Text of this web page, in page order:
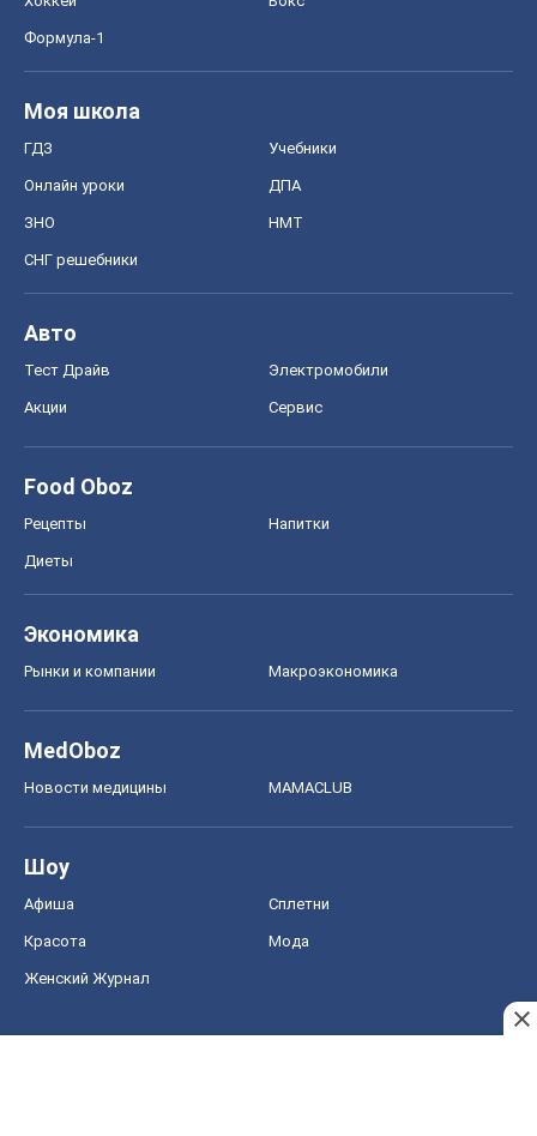
Формула-1
Моя школа
ГДЗ Учебники
Онлайн уроки ДПА
ЗНО НМТ
СНГ решебники
Авто
Тест Драйв Электромобили
Акции Сервис
Food Oboz
Рецепты Напитки
Диеты
Экономика
Рынки и компании Mакроэкономика
MedOboz
Новости медицины MAMACLUB
Шоу
Афиша Сплетни
Красота Мода
Женский Журнал